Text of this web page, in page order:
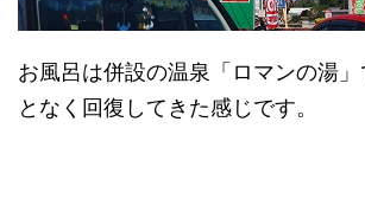
お風呂は併設の温泉「ロマンの湯
となく回復してきた感じです。